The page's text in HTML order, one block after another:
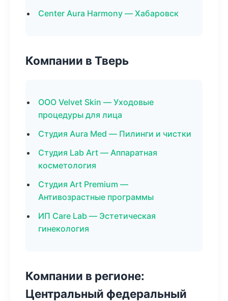
Center Aura Harmony — Хабаровск
Компании в Тверь
ООО Velvet Skin — Уходовые
процедуры для лица
Студия Aura Med — Пилинги и чистки
Студия Lab Art — Аппаратная
косметология
Студия Art Premium —
Антивозрастные программы
ИП Care Lab — Эстетическая
гинекология
Компании в регионе:
Центральный федеральный